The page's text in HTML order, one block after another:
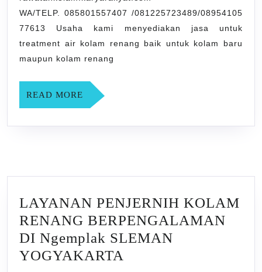
Cokrogaten
SLEMAN
YOGYAKARTA
WA/TELP. 085801557407 /081225723489/08954105
77613 Usaha kami menyediakan jasa untuk
treatment air kolam renang baik untuk kolam baru
maupun kolam renang
READ MORE READ
MORE
LAYANAN PENJERNIH KOLAM
RENANG BERPENGALAMAN
DI Ngemplak SLEMAN
YOGYAKARTA